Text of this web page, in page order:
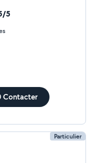
à
5
Contacter
Particulier